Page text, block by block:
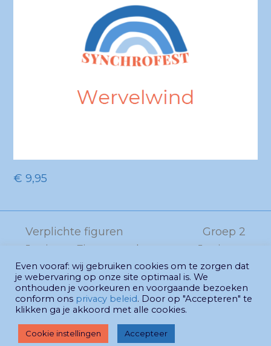
€ 9,95
post:
Verplichte figuren
Junioren Figurentool
LIGHT
next
post:
Groep 2
Junioren
Figurentool
LIGHT
© Synchrofest 2026 - website
Philipsen
Even vooraf: wij gebruiken cookies om te zorgen dat
je webervaring op onze site optimaal is. We
onthouden je voorkeuren en voorgaande bezoeken
conform ons privacy beleid. Door op "Accepteren" te
klikken ga je akkoord met alle cookies.
Cookie instellingen Accepteer